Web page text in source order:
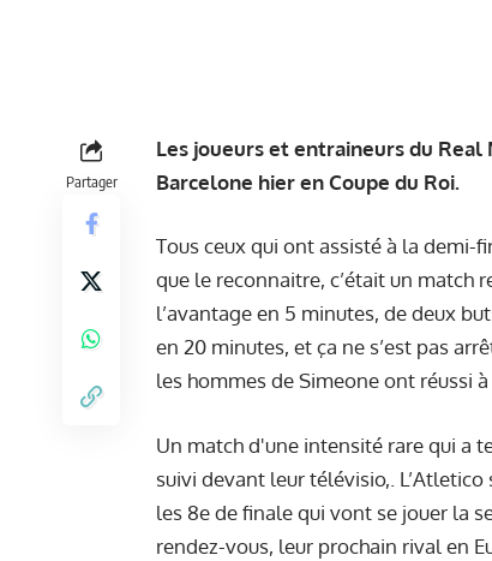
Partager
Les joueurs et entraineurs du
Barcelone hier en Coupe du Roi.
Tous ceux qui ont assisté à la demi-
que le reconnaitre, c’était un match
l’avantage en 5 minutes, de deux
en 20 minutes, et ça ne s’est pas
les hommes de Simeone ont réussi
Un match d'une intensité rare qui a
suivi devant leur télévisio,.
les 8e de finale qui vont se jouer la
rendez-vous, leur prochain rival en